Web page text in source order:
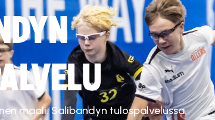
maali. Salibandyn tulospalvelussa.